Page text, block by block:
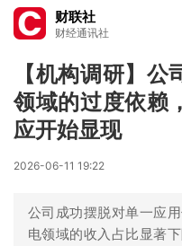
财联社
财经通讯社
【机构调研】
领域的过度依赖
应开始显现
2026-06-11 19:22
公司成功摆脱对单一应
电领域的收入占比显著